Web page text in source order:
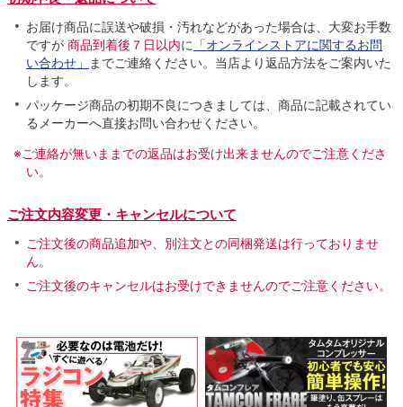
お届け商品に誤送や破損・汚れなどがあった場合は、大変お手数
ですが 商品到着後７日以内に 「オンラインストアに関するお問
い合わせ」
までご連絡ください。当店より返品方法をご案内いた
します。
パッケージ商品の初期不良につきましては、商品に記載されてい
るメーカーへ直接お問い合わせください。
※ご連絡が無いままでの返品はお受け出来ませんのでご注意くださ
い。
ご注文内容変更・キャンセルについて
ご注文後の商品追加や、別注文との同梱発送は行っておりませ
ん。
ご注文後のキャンセルはお受けできませんのでご注意ください。